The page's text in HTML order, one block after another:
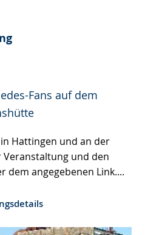
Fans auf dem
Hattingen und an der
Veranstaltung und den
dem angegebenen Link....